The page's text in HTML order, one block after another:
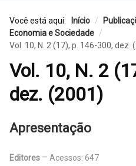
Você está aqui: Início /
Economia e Sociedade /
Vol. 10, N. 2 (17), p. 146-300, dez.
Vol. 10, N. 2
dez. (2001)
Apresentação
Editores Acessos: 647